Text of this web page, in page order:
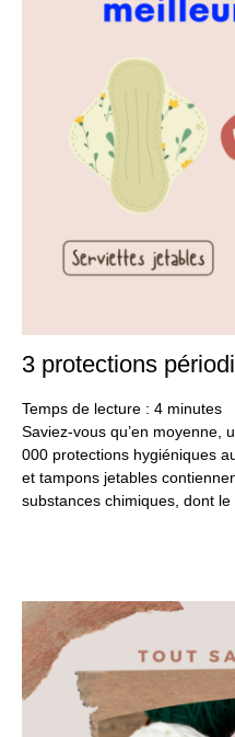
3 protections
Temps de lecture : 4 minutes
Saviez-vous qu’en moyenne,
000 protections hygiéniques
et tampons jetables
substances chimiques, dont le